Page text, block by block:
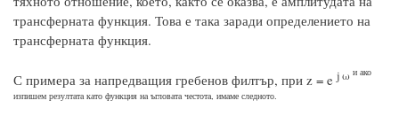
трансферната функция. Това е така заради определението на
трансферната функция.
С примера за напредващия гребенов филтър, при z = ej ω и ако
изпишем резултата като функция на ъгловата честота, имаме следното.